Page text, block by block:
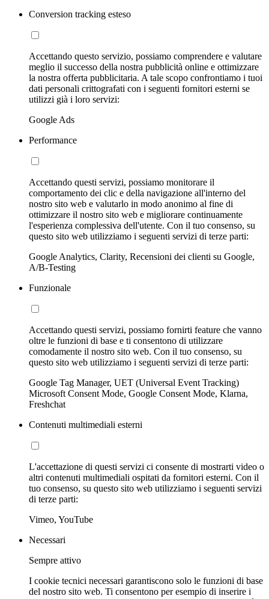
Conversion tracking esteso
Accettando questo servizio, possiamo comprendere e valutare
meglio il successo della nostra pubblicità online e ottimizzare
la nostra offerta pubblicitaria. A tale scopo confrontiamo i tuoi
dati personali crittografati con i seguenti fornitori esterni se
utilizzi già i loro servizi:
Google Ads
Performance
Accettando questi servizi, possiamo monitorare il
comportamento dei clic e della navigazione all'interno del
nostro sito web e valutarlo in modo anonimo al fine di
ottimizzare il nostro sito web e migliorare continuamente
l'esperienza complessiva dell'utente. Con il tuo consenso, su
questo sito web utilizziamo i seguenti servizi di terze parti:
Google Analytics, Clarity, Recensioni dei clienti su Google,
A/B-Testing
Funzionale
Accettando questi servizi, possiamo fornirti feature che vanno
oltre le funzioni di base e ti consentono di utilizzare
comodamente il nostro sito web. Con il tuo consenso, su
questo sito web utilizziamo i seguenti servizi di terze parti:
Google Tag Manager, UET (Universal Event Tracking)
Microsoft Consent Mode, Google Consent Mode, Klarna,
Freshchat
Contenuti multimediali esterni
L'accettazione di questi servizi ci consente di mostrarti video o
altri contenuti multimediali ospitati da fornitori esterni. Con il
tuo consenso, su questo sito web utilizziamo i seguenti servizi
di terze parti:
Vimeo, YouTube
Necessari
Sempre attivo
I cookie tecnici necessari garantiscono solo le funzioni di base
del nostro sito web. Ti consentono per esempio di inserire i